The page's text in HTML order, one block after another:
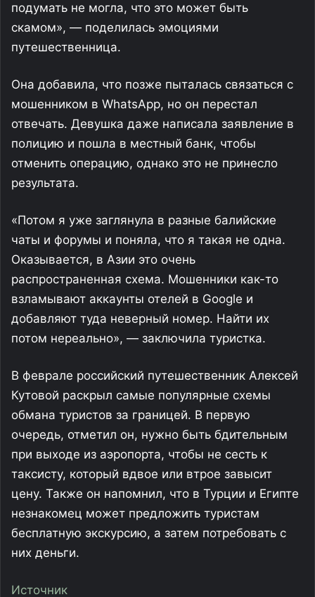
подумать не могла, что это может быть
скамом», — поделилась эмоциями
путешественница.
Она добавила, что позже пыталась связаться с
мошенником в WhatsApp, но он перестал
отвечать. Девушка даже написала заявление в
полицию и пошла в местный банк, чтобы
отменить операцию, однако это не принесло
результата.
«Потом я уже заглянула в разные балийские
чаты и форумы и поняла, что я такая не одна.
Оказывается, в Азии это очень
распространенная схема. Мошенники как-то
взламывают аккаунты отелей в Google и
добавляют туда неверный номер. Найти их
потом нереально», — заключила туристка.
В феврале российский путешественник Алексей
Кутовой раскрыл самые популярные схемы
обмана туристов за границей. В первую
очередь, отметил он, нужно быть бдительным
при выходе из аэропорта, чтобы не сесть к
таксисту, который вдвое или втрое завысит
цену. Также он напомнил, что в Турции и Египте
незнакомец может предложить туристам
бесплатную экскурсию, а затем потребовать с
них деньги.
Источник